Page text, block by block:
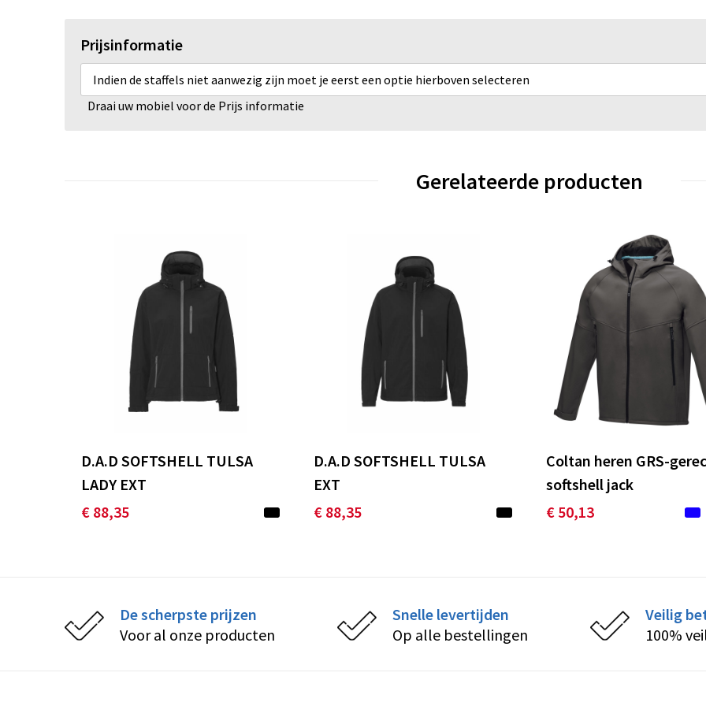
Prijsinformatie
Indien de staffels niet aanwezig zijn moet je eerst een optie hierboven selecteren
Draai uw mobiel voor de Prijs informatie
Gerelateerde producten
D.A.D SOFTSHELL TULSA
LADY EXT
€ 88,35
D.A.D SOFTSHELL TULSA
EXT
€ 88,35
Coltan heren GRS-
softshell jack
€ 50,13
De scherpste prijzen
Voor al onze producten
Snelle levertijden
Op alle bestellingen
Veilig
100%